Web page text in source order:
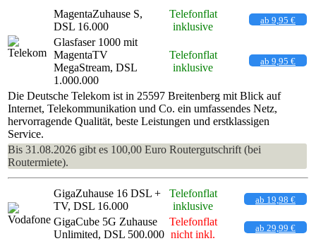
MagentaZuhause S,
DSL 16.000
Telefonflat
inklusive
ab 9,95 €
Glasfaser 1000 mit
MagentaTV
MegaStream, DSL
1.000.000
Telefonflat
inklusive
ab 9,95 €
Die Deutsche Telekom ist in 25597 Breitenberg mit Blick auf
Internet, Telekommunikation und Co. ein umfassendes Netz,
hervorragende Qualität, beste Leistungen und erstklassigen
Service.
Bis 31.08.2026 gibt es 100,00 Euro Routergutschrift (bei
Routermiete).
GigaZuhause 16 DSL +
TV, DSL 16.000
Telefonflat
inklusive
ab 19,98 €
GigaCube 5G Zuhause
Unlimited, DSL 500.000
Telefonflat
nicht inkl.
ab 29,99 €